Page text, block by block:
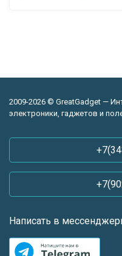
2009-2026 © GreatGadget —
электроники, гаджетов и
Написать в